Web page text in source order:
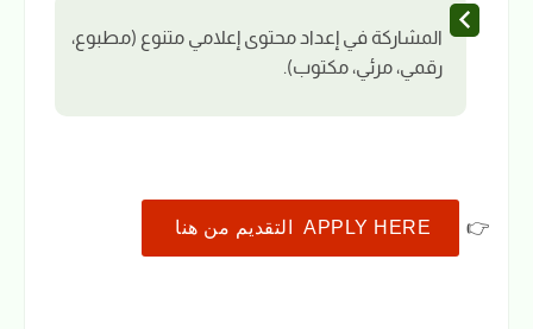
المشاركة في إعداد محتوى إعلامي متنوع (مطبوع،
رقمي، مرئي، مكتوب).
👉 APPLY HERE التقديم من هنا